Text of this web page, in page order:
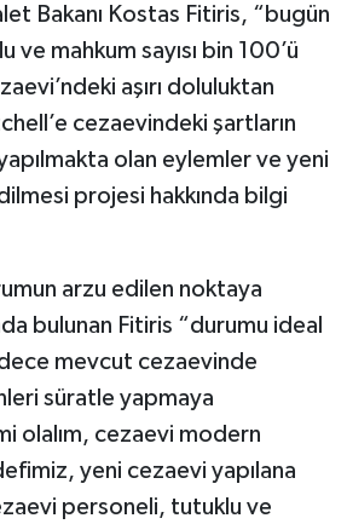
Bakanı Kostas Fitiris, “bugün
ve mahkum sayısı bin 100’ü
aşırı doluluktan
cezaevindeki şartların
olan eylemler ve yeni
projesi hakkında bilgi
arzu edilen noktaya
bulunan Fitiris “durumu ideal
mevcut cezaevinde
süratle yapmaya
olalım, cezaevi modern
yeni cezaevi yapılana
personeli, tutuklu ve